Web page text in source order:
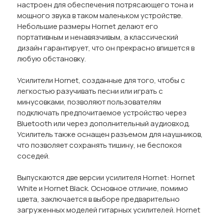
настроен для обеспечения потрясающего тона и
мощного звука в таком маленьком устройстве.
Небольшие размеры Hornet делают его
портативным и ненавязчивым, а классический
дизайн гарантирует, что он прекрасно впишется в
любую обстановку.
Усилители Hornet, созданные для того, чтобы с
легкостью разучивать песни или играть с
минусовками, позволяют пользователям
подключать предпочитаемое устройство через
Bluetooth или через дополнительный аудиовход.
Усилитель также оснащен разъемом для наушников,
что позволяет сохранять тишину, не беспокоя
соседей.
Выпускаются две версии усилителя Hornet: Hornet
White и Hornet Black. Основное отличие, помимо
цвета, заключается в выборе предварительно
загруженных моделей гитарных усилителей. Hornet